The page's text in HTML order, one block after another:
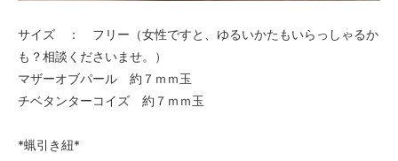
サイズ ： フリー（女性ですと、ゆるいかたもいらっしゃるか
も？相談くださいませ。）
マザーオブパール 約７ｍｍ玉
チベタンターコイズ 約７ｍｍ玉
*蝋引き紐*